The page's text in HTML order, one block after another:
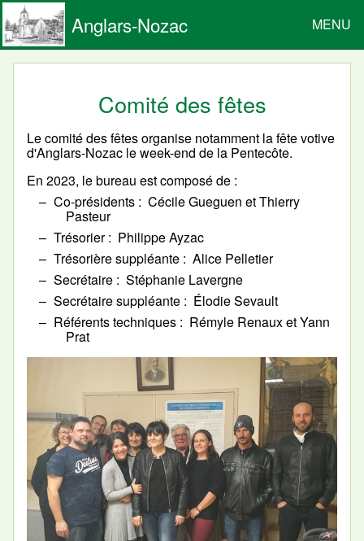
Anglars-Nozac MENU
Comité des fêtes
Le comité des fêtes organise notamment la fête votive
d'Anglars-Nozac le week-end de la Pentecôte.
En 2023, le bureau est composé de :
Co-présidents
Cécile Gueguen et Thierry
Pasteur
Trésorier
Philippe Ayzac
Trésorière suppléante
Alice Pelletier
Secrétaire
Stéphanie Lavergne
Secrétaire suppléante
Élodie Sevault
Référents techniques
Rémyle Renaux et Yann
Prat